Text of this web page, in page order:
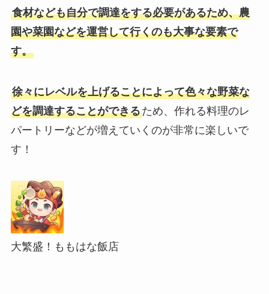
食材なども自分で調達をする必要があるため、農
園や菜園などを運営して行くのも大事な要素で
す。
徐々にレベルを上げることによって色々な野菜な
どを調達することができるため、作れる料理のレ
パートリーなどが増えていくのが非常に楽しいで
す！
大繁盛！ももはな飯店